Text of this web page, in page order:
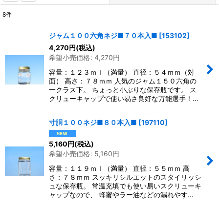
絞り込む
8件
ジャム１００六角ネジ■７０本入■ [153102]
4,270円(税込)
希望小売価格: 4,270円
容量：１２３ｍｌ（満量） 直径：５４ｍｍ（対
面） 高さ：７８ｍｍ 人気のジャム１５０六角の
一クラス下。 ちょっと小ぶりな保存瓶です。 ス
クリューキャップで使い易さ良好な万能選手！…
寸胴１００ネジ■８０本入■ [197110]
5,160円(税込)
希望小売価格: 5,160円
容量：１１９ｍｌ（満量） 直径：５５ｍｍ 高
さ：７８ｍｍ スッキリシルエットのスタイリッシ
ュな保存瓶。 常温充填でも使い易いスクリューキ
ャップなので、 蜂蜜やラー油などの漏れやす…